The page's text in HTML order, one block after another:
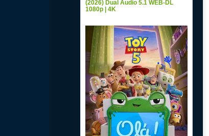
(2026) Dual Áudio 5.1 WEB-DL
1080p | 4K